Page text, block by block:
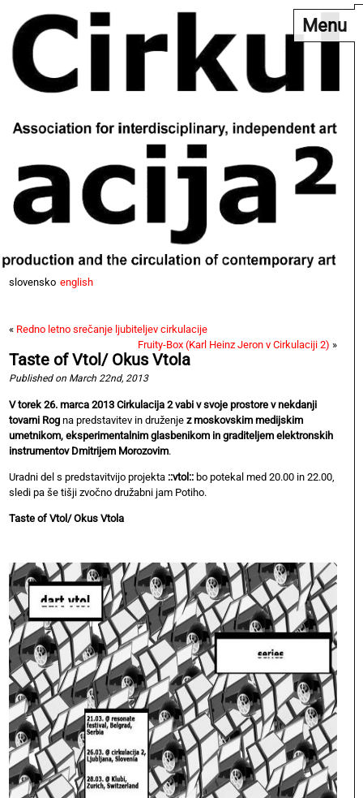
slovensko english
Menu
« Redno letno srečanje ljubiteljev cirkulacije
Fruity-Box (Karl Heinz Jeron v Cirkulaciji 2) »
Taste of Vtol/ Okus Vtola
Published on March 22nd, 2013
V torek 26. marca 2013 Cirkulacija 2 vabi v svoje prostore v nekdanji
tovarni Rog na predstavitev in druženje z moskovskim medijskim
umetnikom, eksperimentalnim glasbenikom in graditeljem elektronskih
instrumentov Dmitrijem Morozovim.
Uradni del s predstavitvijo projekta ::vtol:: bo potekal med 20.00 in 22.00,
sledi pa še tišji zvočno družabni jam Potiho.
Taste of Vtol/ Okus Vtola